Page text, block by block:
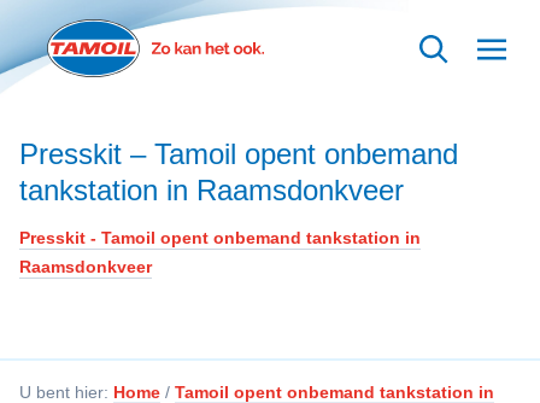
Ga naar hoofdinhoud
Presskit – Tamoil opent onbemand
tankstation in Raamsdonkveer
Presskit - Tamoil opent onbemand tankstation in
Raamsdonkveer
U bent hier: Home / Tamoil opent onbemand tankstation in